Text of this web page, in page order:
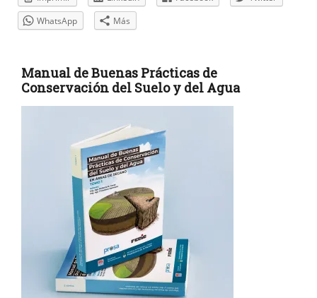
WhatsApp
Más
Manual de Buenas Prácticas de
Conservación del Suelo y del Agua